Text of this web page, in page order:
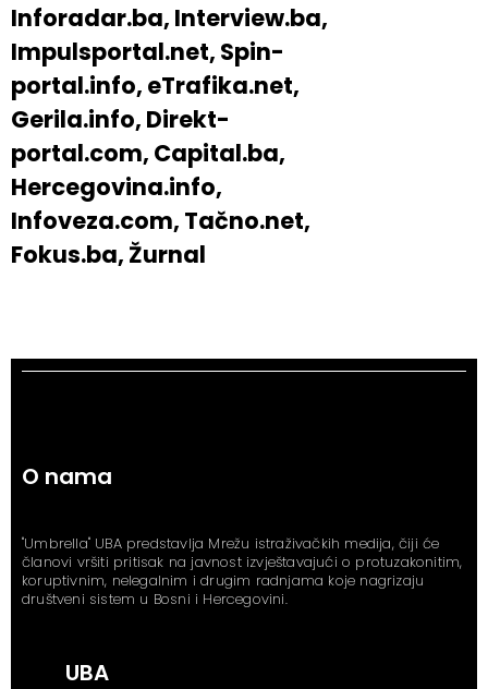
Inforadar.ba, Interview.ba,
Impulsportal.net, Spin-
portal.info, eTrafika.net,
Gerila.info, Direkt-
portal.com, Capital.ba,
Hercegovina.info,
Infoveza.com, Tačno.net,
Fokus.ba, Žurnal
O nama
"Umbrella" UBA predstavlja Mrežu istraživačkih medija, čiji će
članovi vršiti pritisak na javnost izvještavajući o protuzakonitim,
koruptivnim, nelegalnim i drugim radnjama koje nagrizaju
društveni sistem u Bosni i Hercegovini.
UBA